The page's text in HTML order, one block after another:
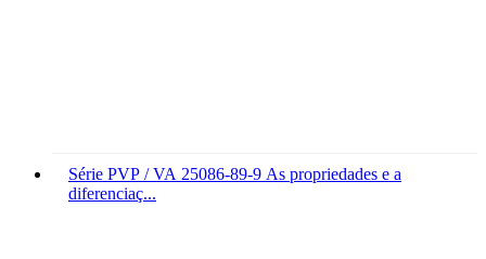
Série PVP / VA 25086-89-9 As propriedades e a
diferenciaç...